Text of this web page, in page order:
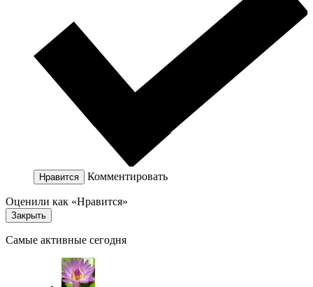
Нравится Комментировать
Оценили как «Нравится»
Закрыть
Самые активные сегодня